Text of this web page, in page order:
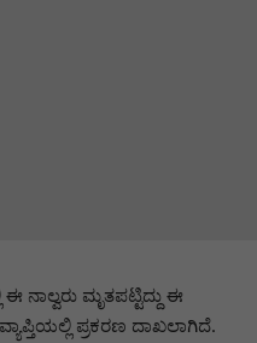
ನಾಲ್ವರು ಮೃತಪಟ್ಟಿದ್ದು ಈ
ಪ್ರಕರಣ ದಾಖಲಾಗಿದೆ.